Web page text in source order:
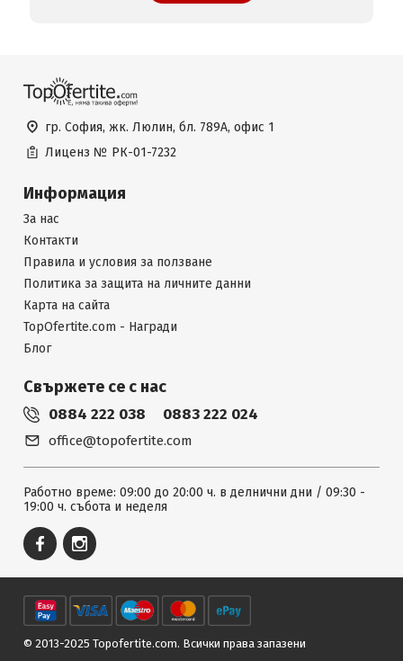
гр. София, жк. Люлин, бл. 789А, офис 1
Лиценз № РК-01-7232
Информация
За нас
Контакти
Правила и условия за ползване
Политика за защита на личните данни
Карта на сайта
TopOfertite.com - Награди
Блог
Свържете се с нас
0884 222 038 0883 222 024
office@topofertite.com
Работно време: 09:00 до 20:00 ч. в делнични дни / 09:30 -
19:00 ч. събота и неделя
© 2013-2025 Topofertite.com. Всички права запазени